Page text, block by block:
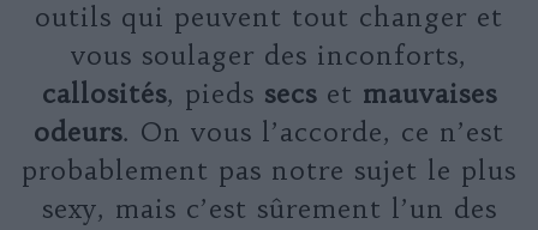
outils qui peuvent tout changer et
vous soulager des inconforts,
callosités, pieds secs et mauvaises
odeurs. On vous l’accorde, ce n’est
probablement pas notre sujet le plus
sexy, mais c’est sûrement l’un des